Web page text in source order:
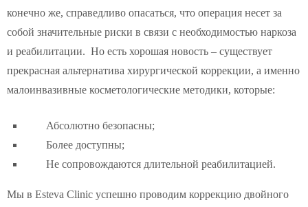
конечно же, справедливо опасаться, что операция несет за
собой значительные риски в связи с необходимостью наркоза
и реабилитации. Но есть хорошая новость – существует
прекрасная альтернатива хирургической коррекции, а именно
малоинвазивные косметологические методики, которые:
Абсолютно безопасны;
Более доступны;
Не сопровождаются длительной реабилитацией.
Мы в Esteva Clinic успешно проводим коррекцию двойного